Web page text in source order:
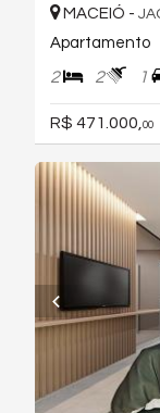
MACEIÓ -
Apartamento
2 2 1
R$ 471.000,00